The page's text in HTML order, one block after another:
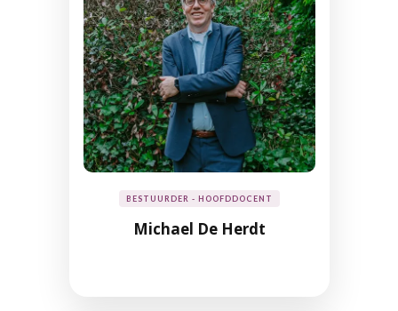
BESTUURDER - HOOFDDOCENT
Michael De Herdt